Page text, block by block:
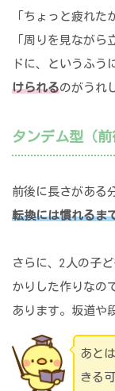
「ちょっと疲れた
「周りを見ながら
ドに、というふう
けられるのがうれ
タンデム型（
前後に長さがある
転換には慣れるま
さらに、2人の子
かりした作りなの
あります。坂道や
あと
きる